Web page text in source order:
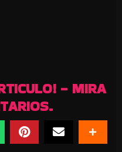
- MIRA